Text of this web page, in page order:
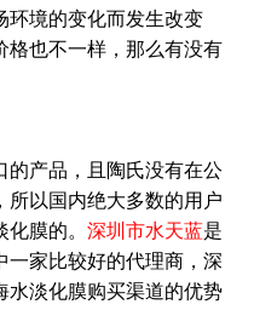
环境的变化而发生改变
格也不一样，那么有没有
的产品，且陶氏没有在公
所以国内绝大多数的用户
膜的。 深圳市水天蓝是
一家比较好的代理商，深
水淡化膜购买渠道的优势